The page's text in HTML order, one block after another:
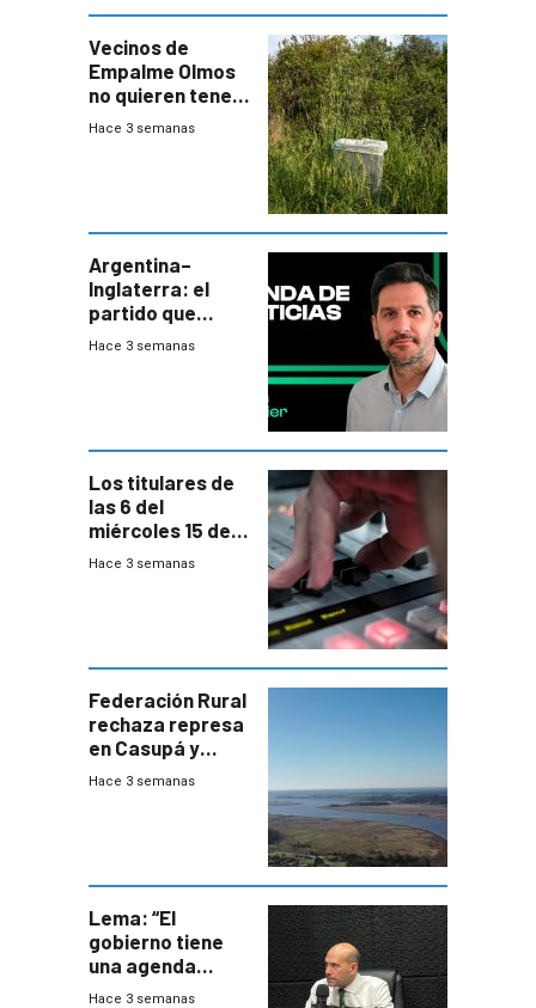
Vecinos de
Empalme Olmos
no quieren tener
cerca una planta
departamental
Hace 3 semanas
Argentina–
Inglaterra: el
partido que
nunca termina
Hace 3 semanas
Los titulares de
las 6 del
miércoles 15 de
julio de 2026
Hace 3 semanas
Federación Rural
rechaza represa
en Casupá y
firma demanda
Hace 3 semanas
Lema: “El
gobierno tiene
una agenda
destructiva”
Hace 3 semanas